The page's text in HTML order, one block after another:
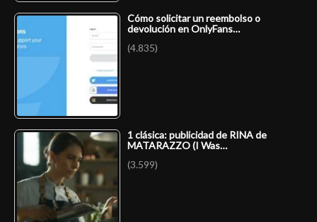
Cómo solicitar un reembolso o
devolución en OnlyFans…
(4.835)
1 clásica: publicidad de RINA de
MATARAZZO (I Was…
(3.599)